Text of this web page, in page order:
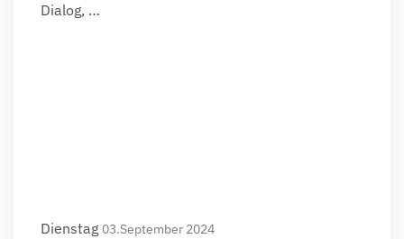
Dialog, …
Dienstag 03.September 2024